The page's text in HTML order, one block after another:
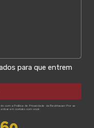
para que entrem
com aPolítica de Privacidade da Beckhauser. Por se
em contato com você.